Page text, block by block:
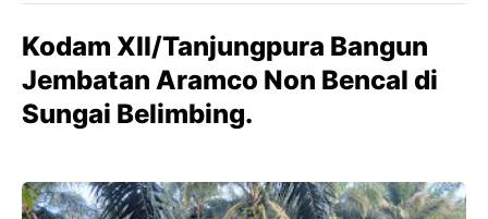
Kodam XII/Tanjungpura Bangun
Jembatan Aramco Non Bencal di
Sungai Belimbing.